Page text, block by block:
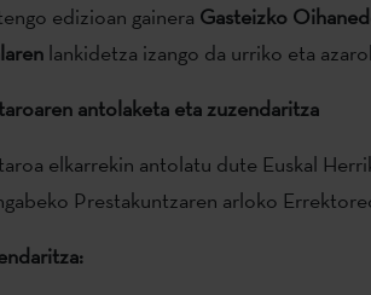
edizioan gainera Gasteizko
lankidetza izango da urriko eta
antolaketa eta zuzendaritza
elkarrekin antolatu dute Euskal
Prestakuntzaren arloko